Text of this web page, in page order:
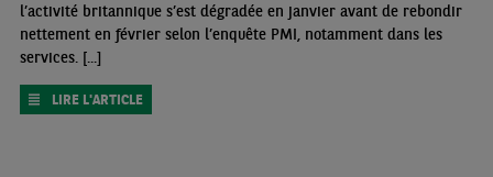
l’activité britannique s’est dégradée en janvier avant de rebondir
nettement en février selon l’enquête PMI, notamment dans les
services. [...]
LIRE L'ARTICLE